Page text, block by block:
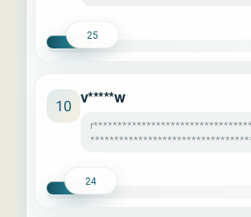
25
10 v*****w
24